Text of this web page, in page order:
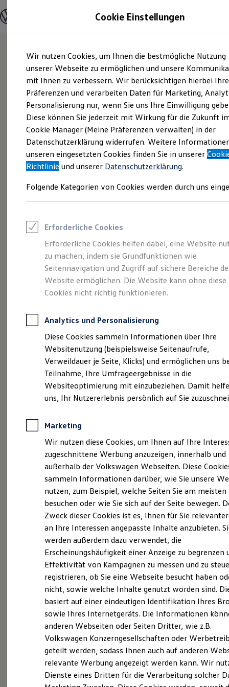
Hauptinhalt
springen
Footer
springen
Modelle und Konfigurator
Modelle vergleichen
Elektroautos
ENERGY Sondermodelle
Nutzfahrzeuge
SUV und CUV
Familienautos
Kombis
Kompaktwagen
Sportwagen
Schnell verfügbare Fahrzeuge
Angebote und Produkte
Aktuelle Angebote
E-Auto-Förderung
Volkswagen Marktplatz
Junge Gebrauchtwagen und Gebrauchtwagen
Saisonangebote
Leasing
Leasing-Angebote
Gebrauchtwagen Leasing
Junge Gebrauchtwagen-Leasing
Elektroauto Leasing
Kleinwagen-Leasing
Leasing ohne Anzahlung
Autokredit mit Schlussrate
Versicherungen und Garantien
Kfz-Versicherung
Restschuldversicherungen
Garantien
Wartungsverträge
Geschäftskunden
Professional Class bei Volkswagen
Großkunden
Behörden
Anpfiff zum Gewinn
Elektroautos
ID. Tutorials
Elektrofahrzeugkonzepte
Reichweite
Reichweite der ID. Modelle
Reichweite im Winter
Laden
Laden unterwegs
Laden Zuhause
Ladezeitensimulator
Batterie
Sicherheit
Garantie und Lebensdauer
Nachhaltigkeit
Technologie
Kosten und Kauf
Verbrauchskosten
Kaufoptionen
E-Auto-Förderung
Software und Konnektivität
Die ID. Software 6
ID. Software Versionen und Updates
Digitale Extras
Schnittstellen zu Ihrem ID.
Gepflegt, geprüft und
für gut befunden.
Volkswagen
Zertifizierte
Gebrauchtwagen.
Impressum & Rechtliches)
Ganz selbstverständlich.Das
Gebrauchtwagen-
Leistungsversprechen.
Rundum sicher: der 360° Gebrauchtwagen
Bevor ein VolkswagenZertifizierter
Gebrauchtwagenan unsere Kunden
Cookie Einstellungen
Wir nutzen Cookies, um Ihnen die bestmögliche Nutzung
unserer Webseite zu ermöglichen und unsere
mit Ihnen zu verbessern. Wir berücksichtigen hierbei Ihre
Präferenzen und verarbeiten Daten für Marketing,
Personalisierung nur, wenn Sie uns Ihre Einwilligung
Diese können Sie jederzeit mit Wirkung für die Zukunft
Cookie Manager (Meine Präferenzen verwalten) in der
Datenschutzerklärung widerrufen. Weitere
unseren eingesetzten Cookies finden Sie in unserer
Richtlinie und unserer Datenschutzerklärung.
Folgende Kategorien von Cookies werden durch uns
Erforderliche Cookies
Erforderliche Cookies helfen dabei, eine Website
zu machen, indem sie Grundfunktionen wie
Seitennavigation und Zugriff auf sichere Bereiche
Website ermöglichen. Die Website kann ohne diese
Cookies nicht richtig funktionieren.
Analytics und Personalisierung
Diese Cookies sammeln Informationen über Ihre
Websitenutzung (beispielsweise Seitenaufrufe,
Verweildauer je Seite, Klicks) und ermöglichen uns
Teilnahme, Ihre Umfrageergebnisse in die
Websiteoptimierung mit einzubeziehen. Damit
uns, Ihr Nutzererlebnis persönlich auf Sie
Marketing
Wir nutzen diese Cookies, um Ihnen auf Ihre
zugeschnittene Werbung anzuzeigen, innerhalb und
außerhalb der Volkswagen Webseiten. Diese
sammeln Informationen darüber, wie Sie unsere
nutzen, zum Beispiel, welche Seiten Sie am meisten
besuchen oder wie Sie sich auf der Seite bewegen.
Zweck dieser Cookies ist es, Ihnen für Sie
an Ihre Interessen angepasste Inhalte anzubieten.
werden außerdem dazu verwendet, die
Erscheinungshäufigkeit einer Anzeige zu begrenzen
Effektivität von Kampagnen zu messen und zu
registrieren, ob Sie eine Webseite besucht haben
nicht, sowie welche Inhalte genutzt worden sind.
basiert auf einer eindeutigen Identifikation Ihres
sowie Ihres Internetgeräts. Die Informationen
anderen Webseiten oder Seiten Dritter, wie z.B.
Volkswagen Konzerngesellschaften oder
geteilt werden, sodass Ihnen auch auf anderen
relevante Werbung angezeigt werden kann. Wir
Dienste eines Dritten für die Verarbeitung solcher